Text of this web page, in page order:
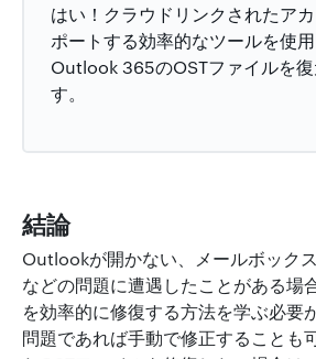
はい！クラウドリンクされたア
ポートする効率的なツールを使用
Outlook 365のOSTファイルを復
す。
結論
Outlookが開かない、メールボック
などの問題に遭遇したことがある場
を効率的に修復する方法を学ぶ必要
問題であれば手動で修正することも